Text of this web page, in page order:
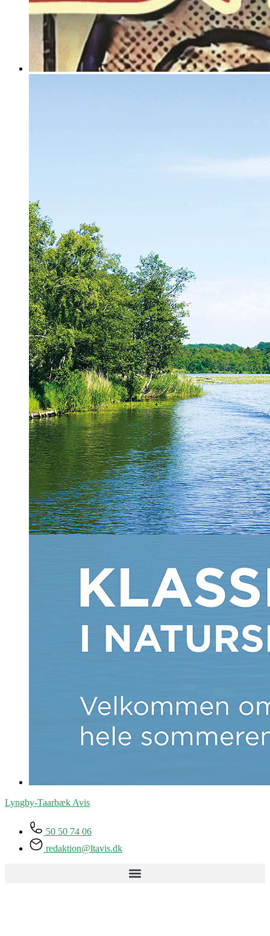
Lyngby-Taarbæk Avis
50 50 74 06
redaktion@ltavis.dk